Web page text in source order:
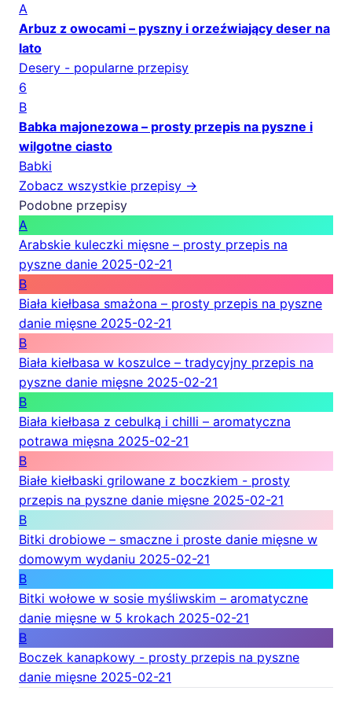
A
Arbuz z owocami – pyszny i orzeźwiający deser na
lato
Desery - popularne przepisy
6
B
Babka majonezowa – prosty przepis na pyszne i
wilgotne ciasto
Babki
Zobacz wszystkie przepisy →
Podobne przepisy
A
Arabskie kuleczki mięsne – prosty przepis na
pyszne danie 2025-02-21
B
Biała kiełbasa smażona – prosty przepis na pyszne
danie mięsne 2025-02-21
B
Biała kiełbasa w koszulce – tradycyjny przepis na
pyszne danie mięsne 2025-02-21
B
Biała kiełbasa z cebulką i chilli – aromatyczna
potrawa mięsna 2025-02-21
B
Białe kiełbaski grilowane z boczkiem - prosty
przepis na pyszne danie mięsne 2025-02-21
B
Bitki drobiowe – smaczne i proste danie mięsne w
domowym wydaniu 2025-02-21
B
Bitki wołowe w sosie myśliwskim – aromatyczne
danie mięsne w 5 krokach 2025-02-21
B
Boczek kanapkowy - prosty przepis na pyszne
danie mięsne 2025-02-21